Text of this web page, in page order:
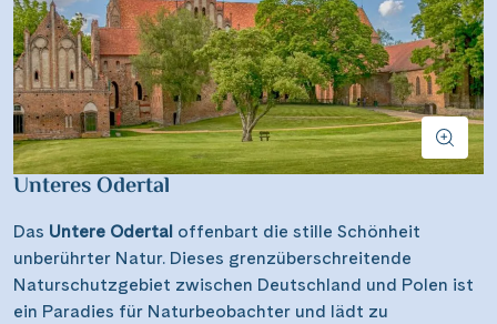
Unteres Odertal
Das Untere Odertal offenbart die stille Schönheit
unberührter Natur. Dieses grenzüberschreitende
Naturschutzgebiet zwischen Deutschland und Polen ist
ein Paradies für Naturbeobachter und lädt zu